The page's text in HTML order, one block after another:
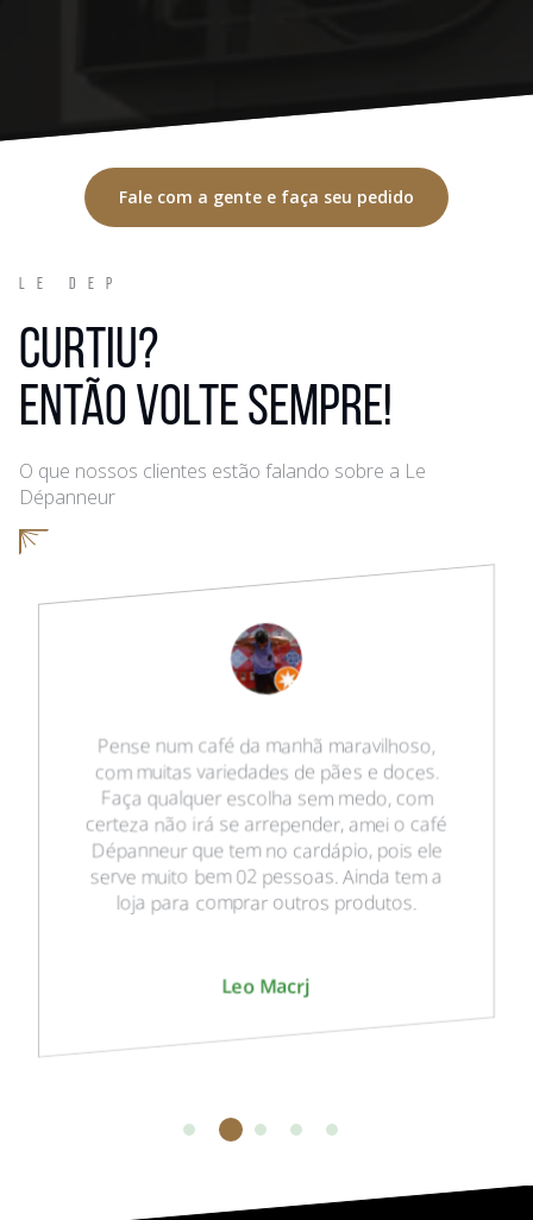
Fale com a gente e faça seu pedido
LE DEP
Curtiu?
Então volte sempre!
O que nossos clientes estão falando sobre a Le
Dépanneur
Pense num café da manhã maravilhoso,
com muitas variedades de pães e doces.
Faça qualquer escolha sem medo, com
certeza não irá se arrepender, amei o café
Dépanneur que tem no cardápio, pois ele
serve muito bem 02 pessoas. Ainda tem a
loja para comprar outros produtos.
Leo Macrj